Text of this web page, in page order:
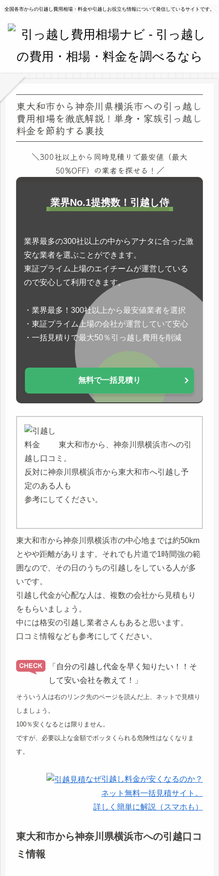
全国各市からの引越し費用相場・料金や引越しお役立ち情報について発信しているサイトです。
東大和市から神奈川県横浜市への引っ越し
費用相場を徹底解説！単身・家族引っ越し
料金を節約する裏技
＼300社以上から同時見積りで最安値（最大
50%OFF）の業者を探せる！／
業界No.1提携数！引越し侍
業界最多の300社以上の中からアナタに合った激
安な業者を選ぶことができます。
東証プライム上場のエイチームが運営している
ので安心して利用できます。
・業界最多！300社以上から最安値業者を選択
・東証プライム上場の会社が運営していて安心
・一括見積りで最大50％引っ越し費用を削減
無料で一括見積り
東大和市から、神奈川県横浜市への引
越し口コミ。
反対に神奈川県横浜市から東大和市へ引越し予
定のある人も
参考にしてください。
東大和市から神奈川県横浜市の中心地までは約50km
とやや距離があります。それでも片道で1時間強の範
囲なので、その日のうちの引越しをしている人が多
いです。
引越し代金が心配な人は、複数の会社から見積もり
をもらいましょう。
中には格安の引越し業者さんもあると思います。
口コミ情報なども参考にしてください。
「自分の引越し代金を早く知りたい！！そ
して安い会社を教えて！」
そういう人は右のリンク先のページを読んだ上、ネットで見積り
しましょう。
100％安くなるとは限りません。
ですが、必要以上な金額でボッタくられる危険性はなくなりま
す。
なぜ引越し料金が安くなるのか？
ネット無料一括見積サイト。
詳しく簡単に解説（スマホも）
東大和市から神奈川県横浜市への引越口コ
ミ情報